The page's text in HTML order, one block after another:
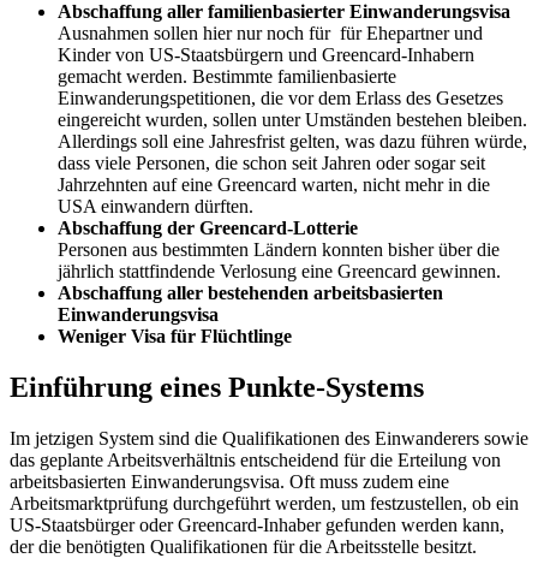
Abschaffung aller familienbasierter Einwanderungsvisa
Ausnahmen sollen hier nur noch für für Ehepartner und
Kinder von US-Staatsbürgern und Greencard-Inhabern
gemacht werden. Bestimmte familienbasierte
Einwanderungspetitionen, die vor dem Erlass des Gesetzes
eingereicht wurden, sollen unter Umständen bestehen bleiben.
Allerdings soll eine Jahresfrist gelten, was dazu führen würde,
dass viele Personen, die schon seit Jahren oder sogar seit
Jahrzehnten auf eine Greencard warten, nicht mehr in die
USA einwandern dürften.
Abschaffung der Greencard-Lotterie
Personen aus bestimmten Ländern konnten bisher über die
jährlich stattfindende Verlosung eine Greencard gewinnen.
Abschaffung aller bestehenden arbeitsbasierten
Einwanderungsvisa
Weniger Visa für Flüchtlinge
Einführung eines Punkte-Systems
Im jetzigen System sind die Qualifikationen des Einwanderers sowie
das geplante Arbeitsverhältnis entscheidend für die Erteilung von
arbeitsbasierten Einwanderungsvisa. Oft muss zudem eine
Arbeitsmarktprüfung durchgeführt werden, um festzustellen, ob ein
US-Staatsbürger oder Greencard-Inhaber gefunden werden kann,
der die benötigten Qualifikationen für die Arbeitsstelle besitzt.